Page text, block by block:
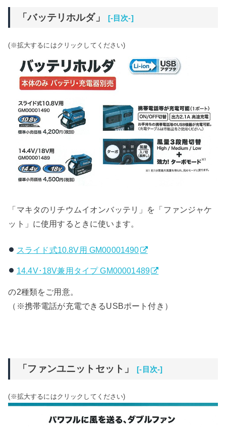
「バッテリホルダ」 [-目次-]
(※拡大するにはクリックしてください)
「マキタのリチウムイオンバッテリ」を「ファンジャケ
ット」に使用するときに使います。
スライド式10.8V用 GM00001490
14.4V･18V兼用タイプ GM00001489
の2種類をご用意。
（※携帯電話が充電できるUSBポート付き）
「ファンユニットセット」 [-目次-]
(※拡大するにはクリックしてください)